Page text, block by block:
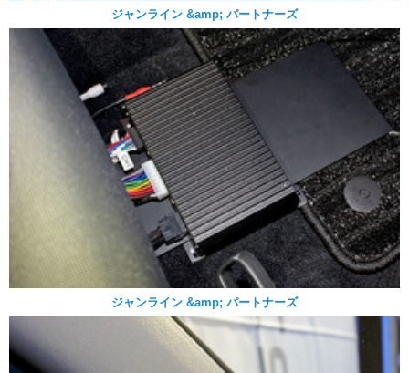
ジャンライン &amp; パートナーズ
ジャンライン &amp; パートナーズ